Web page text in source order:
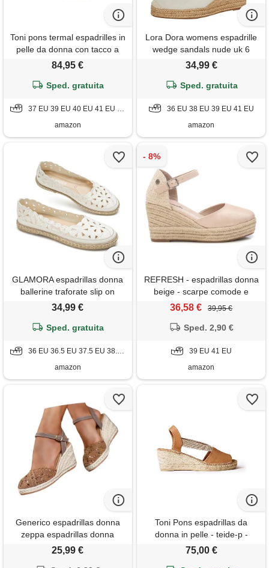
Toni pons termal espadrilles in
pelle da donna con tacco a
cuneo per una vestibilità più
84,95 €
Sped. gratuita
37 EU 39 EU 40 EU 41 EU 42 EU
amazon
Lora Dora womens espadrille
wedge sandals nude uk 6
34,99 €
Sped. gratuita
36 EU 38 EU 39 EU 41 EU
amazon
GLAMORA espadrillas donna
ballerine traforate slip on
leggere traspiranti scarpe
antiscivolo elastiche calzata
34,99 €
Sped. gratuita
36 EU 36.5 EU 37.5 EU 38.5 EU
amazon
REFRESH - espadrillas donna
beige - scarpe comode e
versatili - moda casual -
39)
36,58 € 39,95 €
Sped. 2,90 €
39 EU 41 EU
amazon
Generico espadrillas donna
zeppa espadrillas donna
sandali con zeppa moderna
25,99 €
Toni Pons espadrillas da
donna in pelle - teide-p -
cuero, 38 eu
75,00 €